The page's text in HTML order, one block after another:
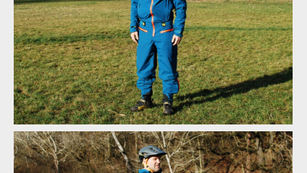
Test: kombinéza Dirtlej Dirtsuit core edition - a neřešíš špatné
počasí